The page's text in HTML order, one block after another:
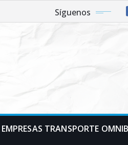
Síguenos
EMPRESAS TRANSPORTE